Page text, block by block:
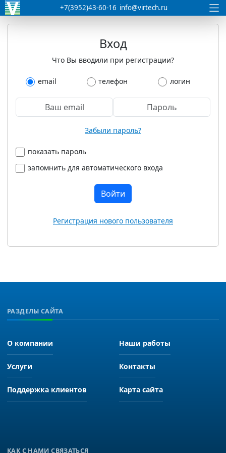
+7(3952)43-60-16 info@virtech.ru
Вход
Что Вы вводили при регистрации?
email телефон логин
Забыли пароль?
показать пароль
запомнить для автоматического входа
Войти
Регистрация нового пользователя
РАЗДЕЛЫ САЙТА
О компании Наши работы
Услуги Контакты
Поддержка клиентов Карта сайта
КАК С НАМИ СВЯЗАТЬСЯ